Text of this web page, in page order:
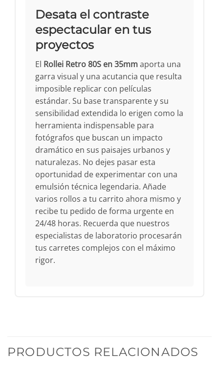
Desata el contraste
espectacular en tus
proyectos
El Rollei Retro 80S en 35mmaporta una
garra visual y una acutancia que resulta
imposible replicar con películas
estándar. Su base transparente y su
sensibilidad extendida lo erigen como la
herramienta indispensable para
fotógrafos que buscan un impacto
dramático en sus paisajes urbanos y
naturalezas. No dejes pasar esta
oportunidad de experimentar con una
emulsión técnica legendaria. Añade
varios rollos a tu carrito ahora mismo y
recibe tu pedido de forma urgente en
24/48 horas. Recuerda que nuestros
especialistas de laboratorio procesarán
tus carretes complejos con el máximo
rigor.
PRODUCTOS RELACIONADOS